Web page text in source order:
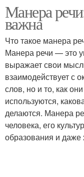
Манера
важна
Что такое манера
Манера речи — это
выражает свои
взаимодействует с
слов, но и то, как
используются,
делаются. Манера
человека, его
образования и даже